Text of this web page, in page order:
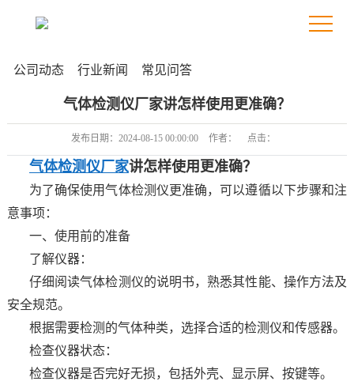
公司动态 行业新闻 常见问答
气体检测仪厂家讲怎样使用更准确？
发布日期： 2024-08-15 00:00:00 作者： 点击：
气体检测仪厂家讲怎样使用更准确？
为了确保使用气体检测仪更准确，可以遵循以下步骤和注
意事项：
一、使用前的准备
了解仪器：
仔细阅读气体检测仪的说明书，熟悉其性能、操作方法及
安全规范。
根据需要检测的气体种类，选择合适的检测仪和传感器。
检查仪器状态：
检查仪器是否完好无损，包括外壳、显示屏、按键等。